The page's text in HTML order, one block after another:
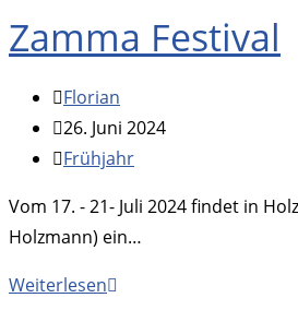
Hilfe
Freiwilligen
Feuerwehr
gerettet
Zamma Festival
Beitrags-
Autor:
Florian
Beitrag
veröffentlicht:
26. Juni 2024
Beitrags-
Frühjahr
Vom 17. - 21- Juli 2024 findet in
Holzmann) ein…
WeiterlesenZamma